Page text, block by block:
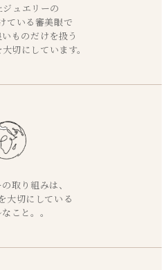
ュエリーの
ている審美眼で
ものだけを扱う
切にしています。
取り組みは、
大切にしている
こと。。